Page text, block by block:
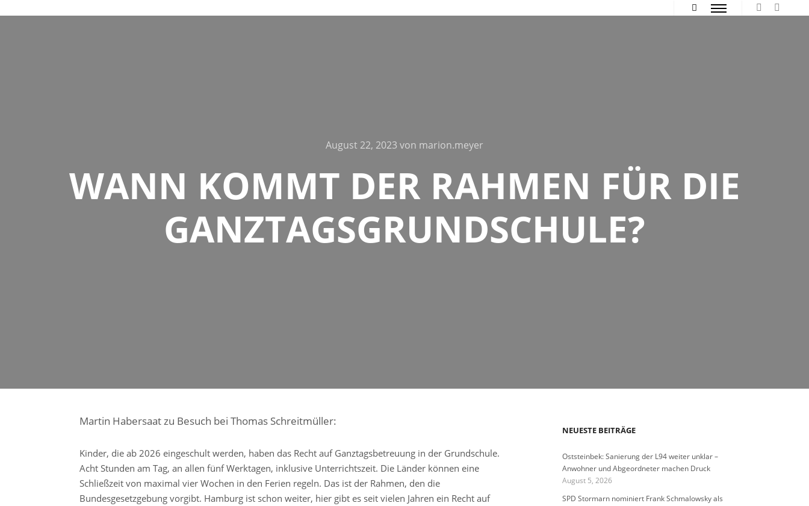
Hauptmenü
August 22, 2023 von marion.meyer
WANN KOMMT DER RAHMEN FÜR DIE
GANZTAGSGRUNDSCHULE?
Martin Habersaat zu Besuch bei Thomas Schreitmüller:
Kinder, die ab 2026 eingeschult werden, haben das Recht auf Ganztagsbetreuung in der Grundschule.
Acht Stunden am Tag, an allen fünf Werktagen, inklusive Unterrichtszeit. Die Länder können eine
Schließzeit von maximal vier Wochen in den Ferien regeln. Das ist der Rahmen, den die
Bundesgesetzgebung vorgibt. Hamburg ist schon weiter, hier gibt es seit vielen Jahren ein Recht auf
NEUESTE BEITRÄGE
Oststeinbek: Sanierung der L94 weiter unklar –
Anwohner und Abgeordneter machen Druck
August 5, 2026
SPD Stormarn nominiert Frank Schmalowsky als